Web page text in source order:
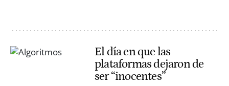
El día en que las
plataformas dejaron de
ser “inocentes”